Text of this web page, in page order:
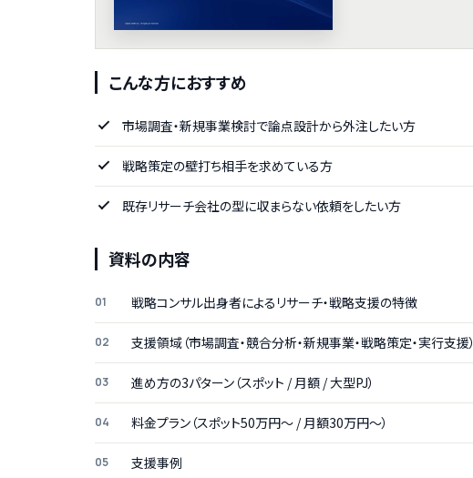
こんな方におすすめ
市場調査・新規事業検討で論点設計から外注したい方
戦略策定の壁打ち相手を求めている方
既存リサーチ会社の型に収まらない依頼をしたい方
資料の内容
戦略コンサル出身者によるリサーチ・戦略支援の特徴
支援領域（市場調査・競合分析・新規事業・戦略策定・実行支援）
進め方の3パターン（スポット / 月額 / 大型PJ）
料金プラン（スポット50万円〜 / 月額30万円〜）
支援事例